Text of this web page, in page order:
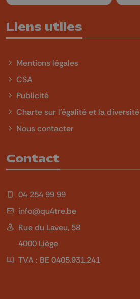
Liens utiles
Mentions légales
CSA
Publicité
Charte sur l'égalité et la diversité
Nous contacter
Contact
04 254 99 99
info@qu4tre.be
Rue du Laveu, 58
4000 Liège
TVA : BE 0405.931.241